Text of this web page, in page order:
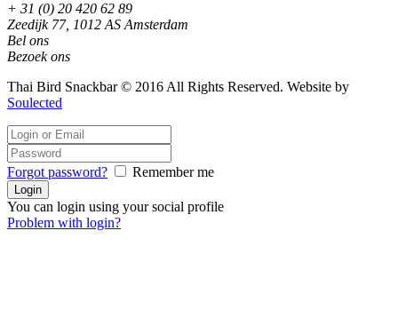
+ 31 (0) 20 420 62 89
Zeedijk 77, 1012 AS Amsterdam
Bel ons
Bezoek ons
Thai Bird Snackbar © 2016 All Rights Reserved. Website by
Soulected
Forgot password? Remember me
You can login using your social profile
Problem with login?